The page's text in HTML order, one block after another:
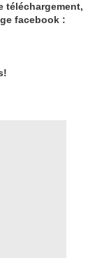
téléchargement,
facebook :